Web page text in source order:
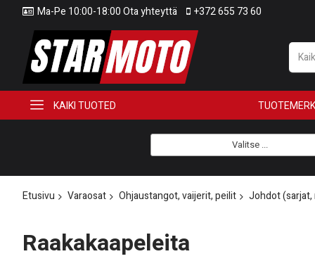
Ma-Pe 10:00-18:00 Ota yhteyttä +372 655 73 60
KAIKI TUOTED
Valitse ...
Etusivu Varaosat Ohjaustangot, vaijerit, peilit Johdot
Raakakaapeleita